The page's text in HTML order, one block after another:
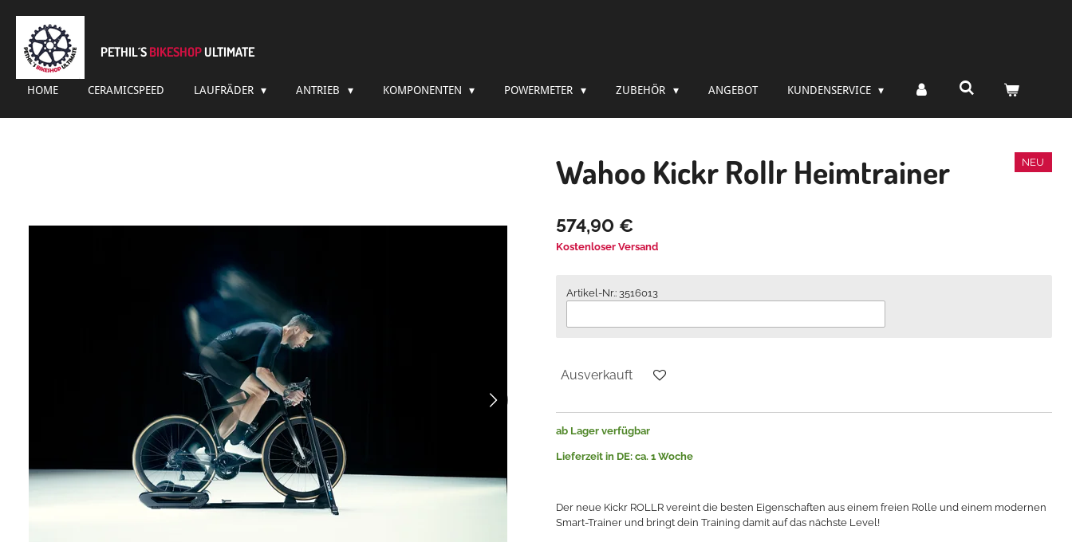
Zum
Hauptinhalt
springen
PETHIL´S BIKESHOP ULTIMATE
HOME CERAMICSPEED LAUFRÄDER ANTRIEB KOMPONENTEN POWERMETER ZUBEHÖR ANGEBOT KUNDENSERVICE
Wahoo Kickr Rollr Heimtrainer NEU
574,90 €
Kostenloser Versand
Artikel-Nr.: 3516013
Ausverkauft
ab Lager verfügbar
Lieferzeit in DE: ca. 1 Woche
Der neue Kickr ROLLR vereint die besten Eigenschaften aus einem freien Rolle und einem modernen
Smart-Trainer und bringt dein Training damit auf das nächste Level!